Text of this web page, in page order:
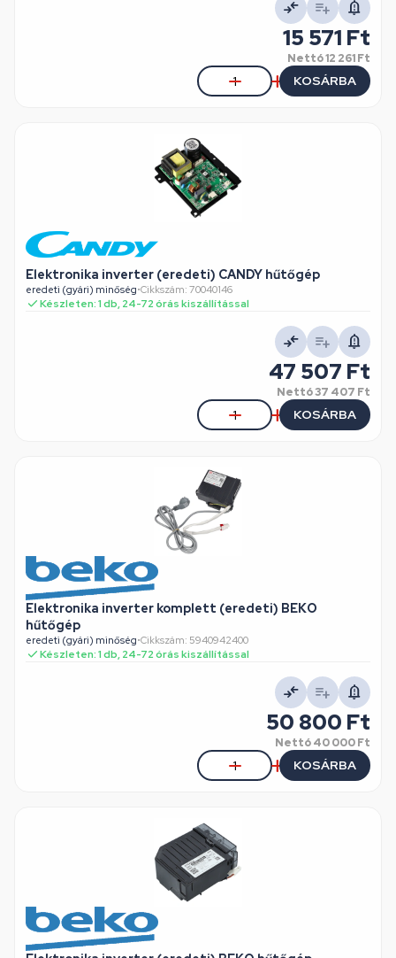
15 571 Ft
Nettó12 261 Ft
KOSÁRBA
Elektronika inverter (eredeti) CANDY hűtőgép
eredeti (gyári) minőség•Cikkszám: 70040146
Készleten: 1 db, 24-72 órás kiszállítással
47 507 Ft
Nettó37 407 Ft
KOSÁRBA
Elektronika inverter komplett (eredeti) BEKO
hűtőgép
eredeti (gyári) minőség•Cikkszám: 5940942400
Készleten: 1 db, 24-72 órás kiszállítással
50 800 Ft
Nettó40 000 Ft
KOSÁRBA